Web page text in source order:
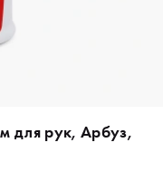
для рук, Арбуз,